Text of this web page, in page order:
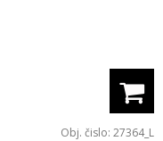
Obj. čislo:27364_L